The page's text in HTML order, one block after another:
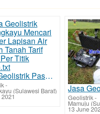
Jasa Geolistrik Pasangkayu Mencari Sumber Lapisan Air Bawah Tanah Tarif Biaya Per Titik Murah.txt
-
(Sulawesi Barat)
Geolistrik-
Mamuju
13 June